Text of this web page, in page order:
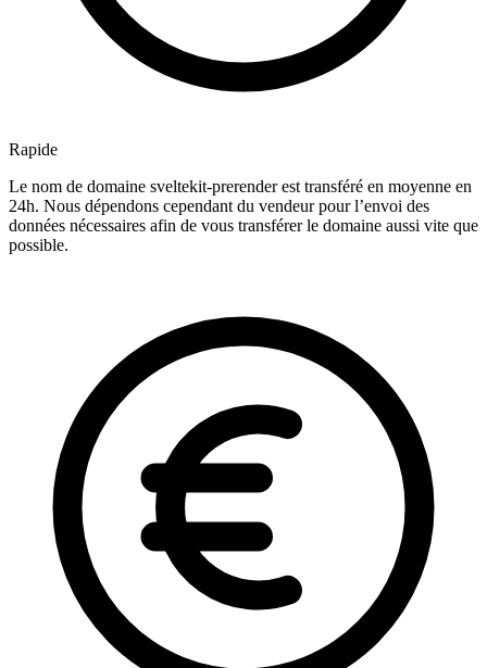
Rapide
Le nom de domaine sveltekit-prerender est transféré en moyenne en
24h. Nous dépendons cependant du vendeur pour l’envoi des
données nécessaires afin de vous transférer le domaine aussi vite que
possible.